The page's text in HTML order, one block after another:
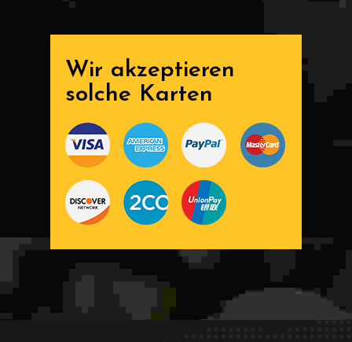
Wir akzeptieren
solche Karten